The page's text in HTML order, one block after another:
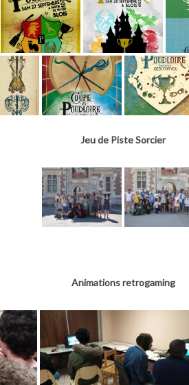
Jeu de Piste Sorcier
Animations retrogaming